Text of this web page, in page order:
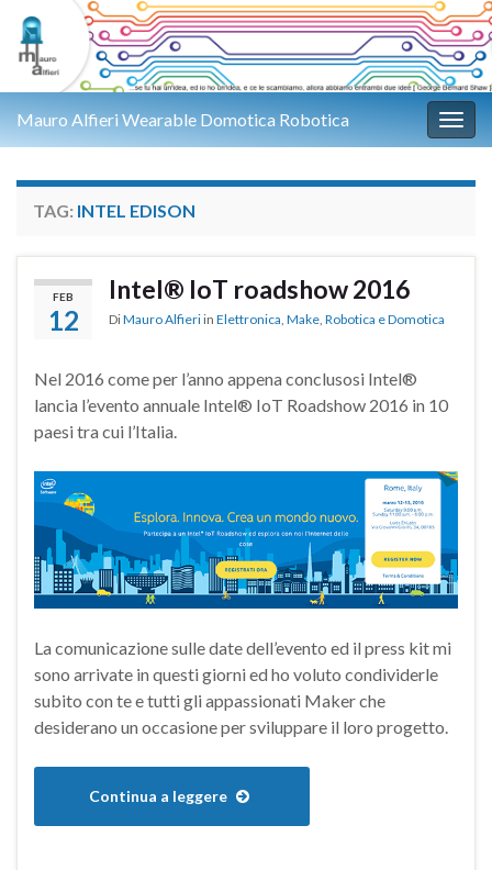
Mauro Alfieri Wearable Domotica Robotica
TAG: INTEL EDISON
FEB
12
Intel® IoT roadshow 2016
DiMauro Alfieri in Elettronica, Make, Robotica e Domotica
Nel 2016 come per l’anno appena conclusosi Intel®
lancia l’evento annuale Intel® IoT Roadshow 2016 in 10
paesi tra cui l’Italia.
La comunicazione sulle date dell’evento ed il press kit mi
sono arrivate in questi giorni ed ho voluto condividerle
subito con te e tutti gli appassionati Maker che
desiderano un occasione per sviluppare il loro progetto.
Continua a leggere